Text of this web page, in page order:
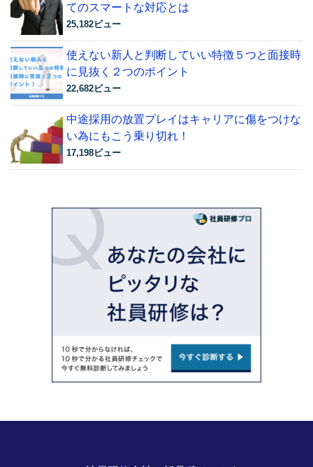
てのスマートな対応とは
25,182ビュー
使えない新人と判断していい特徴５つと面接時
に見抜く２つのポイント
22,682ビュー
中途採用の放置プレイはキャリアに傷をつけな
い為にもこう乗り切れ！
17,198ビュー